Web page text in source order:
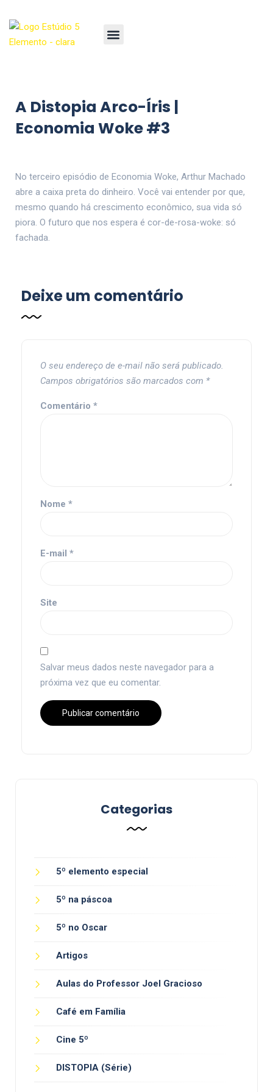
A Distopia Arco-Íris |
Economia Woke #3
No terceiro episódio de Economia Woke, Arthur Machado
abre a caixa preta do dinheiro. Você vai entender por que,
mesmo quando há crescimento econômico, sua vida só
piora. O futuro que nos espera é cor-de-rosa-woke: só
fachada.
Deixe um comentário
O seu endereço de e-mail não será publicado.
Campos obrigatórios são marcados com *
Comentário *
Nome *
E-mail *
Site
Salvar meus dados neste navegador para a
próxima vez que eu comentar.
Categorias
5º elemento especial
5º na páscoa
5º no Oscar
Artigos
Aulas do Professor Joel Gracioso
Café em Família
Cine 5º
DISTOPIA (Série)